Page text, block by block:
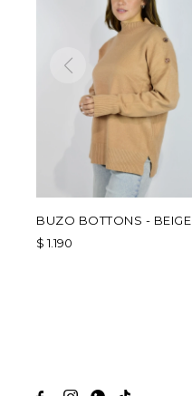
BUZO BOTTONS - BEIGE
$ 1.190